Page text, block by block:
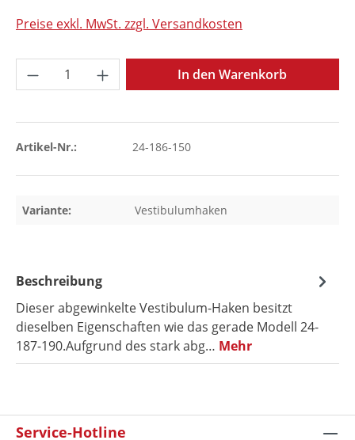
Preise exkl. MwSt. zzgl. Versandkosten
Produkt Anzahl: Gib den gewünschten
In den Warenkorb
Artikel-Nr.: 24-186-150
Variante: Vestibulumhaken
Beschreibung
Dieser abgewinkelte Vestibulum-Haken besitzt
dieselben Eigenschaften wie das gerade Modell 24-
187-190.Aufgrund des stark abg… Mehr
Service-Hotline